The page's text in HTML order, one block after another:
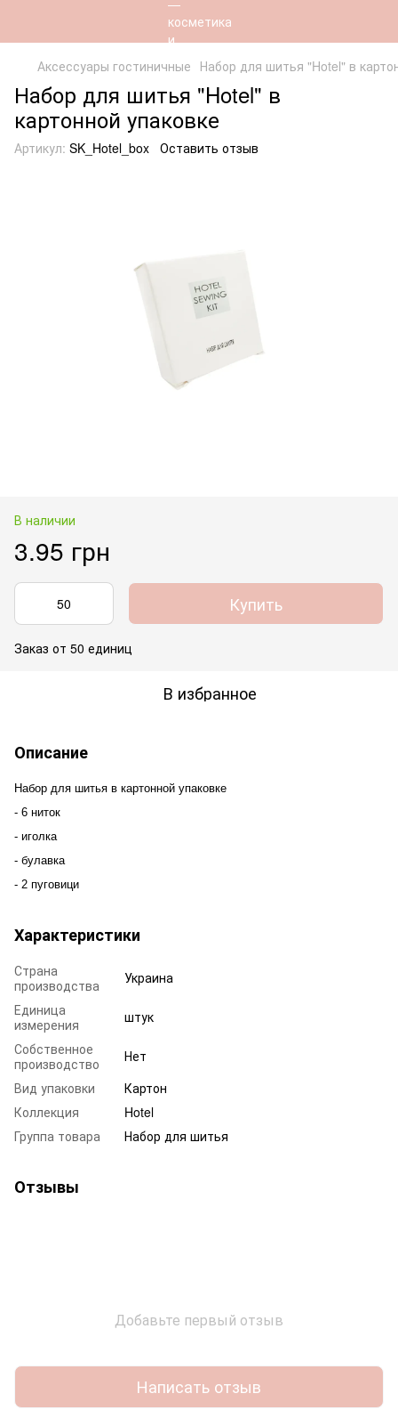
Аксессуары гостиничные Набор для шитья "Hotel" в
Набор для шитья "Hotel" в
картонной упаковке
Артикул: SK_Hotel_box Оставить отзыв
В наличии
3.95 грн
Купить
Заказ от 50 единиц
В избранное
Описание
Набор для шитья в картонной упаковке
- 6 ниток
- иголка
- булавка
- 2 пуговици
Характеристики
Страна
производства
Украина
Единица
измерения
штук
Собственное
производство
Нет
Вид упаковки
Картон
Коллекция
Hotel
Группа товара
Набор для шитья
Отзывы
Добавьте первый отзыв
Написать отзыв